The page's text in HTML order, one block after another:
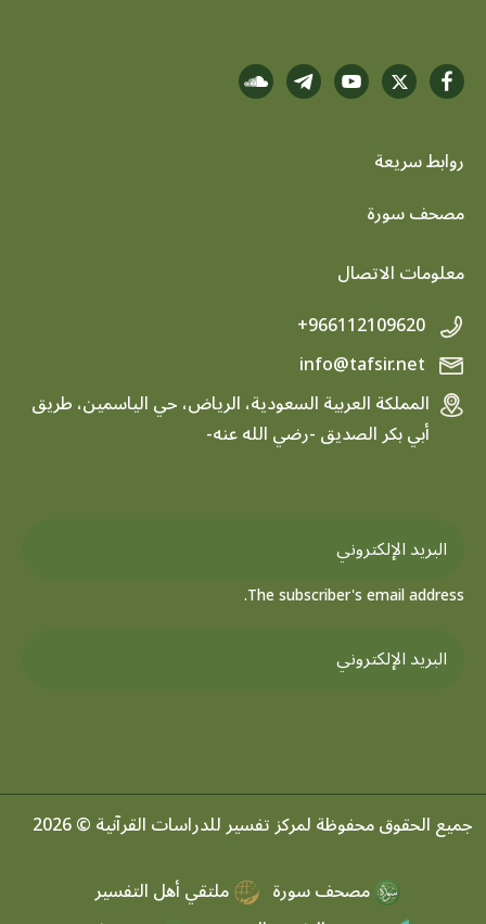
روابط سريعة
footer menu
مصحف سورة
معلومات الاتصال
+966112109620
المملكة العربية السعودية، الرياض، حي الياسمين، طريق
أبي بكر الصديق -رضي الله عنه-
The subscriber's email address.
جميع الحقوق محفوظة لمركز تفسير للدراسات القرآنية © 2026
مصحف سورة
ملتقي أهل التفسير